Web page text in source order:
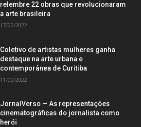
relembre 22 obras que revolucionaram
a arte brasileira
17/02/2022
Coletivo de artistas mulheres ganha
destaque na arte urbana e
contemporânea de Curitiba
11/02/2022
JornalVerso — As representações
cinematográficas do jornalista como
herói